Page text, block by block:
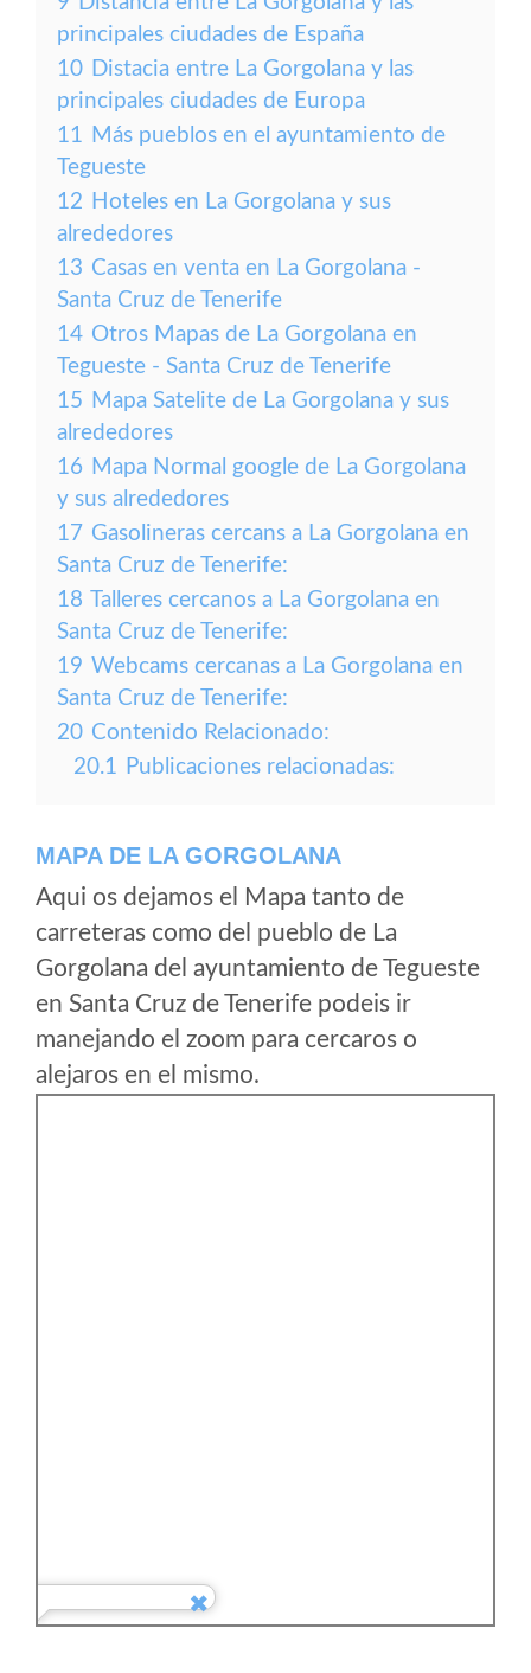
principales ciudades de España
10 Distacia entre La Gorgolana y las
principales ciudades de Europa
11 Más pueblos en el ayuntamiento de
Tegueste
12 Hoteles en La Gorgolana y sus
alrededores
13 Casas en venta en La Gorgolana -
Santa Cruz de Tenerife
14 Otros Mapas de La Gorgolana en
Tegueste - Santa Cruz de Tenerife
15 Mapa Satelite de La Gorgolana y sus
alrededores
16 Mapa Normal google de La Gorgolana
y sus alrededores
17 Gasolineras cercans a La Gorgolana en
Santa Cruz de Tenerife:
18 Talleres cercanos a La Gorgolana en
Santa Cruz de Tenerife:
19 Webcams cercanas a La Gorgolana en
Santa Cruz de Tenerife:
20 Contenido Relacionado:
20.1 Publicaciones relacionadas:
MAPA DE LA GORGOLANA
Aqui os dejamos el Mapa tanto de
carreteras como del pueblo de La
Gorgolana del ayuntamiento de Tegueste
en Santa Cruz de Tenerife podeis ir
manejando el zoom para cercaros o
alejaros en el mismo.